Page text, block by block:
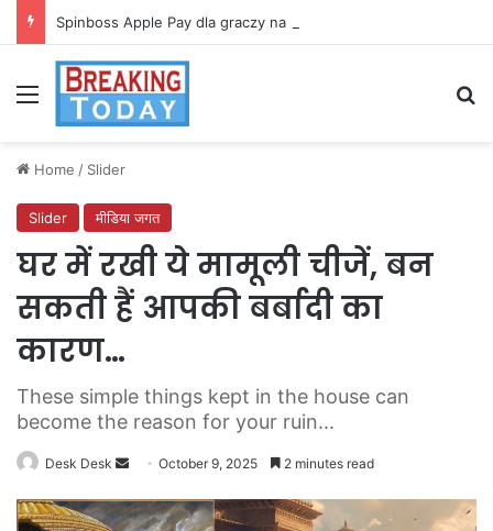
Spinboss Apple Pay dla graczy na iPhone
Menu
Home / Slider
Slider मीडिया जगत
घर में रखी ये मामूली चीजें, बन
सकती हैं आपकी बर्बादी का
कारण…
These simple things kept in the house can
become the reason for your ruin...
Desk Desk
Send
email
October 9, 2025 2 minutes read